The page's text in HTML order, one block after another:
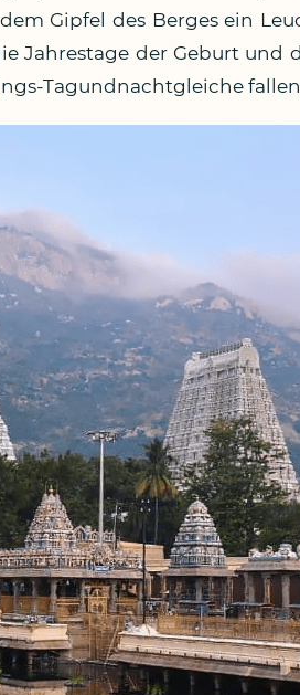
Gipfel des Berges ein
Jahrestage der Geburt und
Tagundnachtgleiche